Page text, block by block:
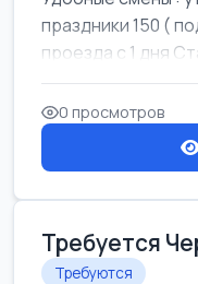
праздники 150 (
проезда с 1 дня
0 просмотров
Требуется
Требуются